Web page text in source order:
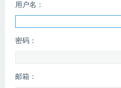
用户名：
密码：
邮箱：